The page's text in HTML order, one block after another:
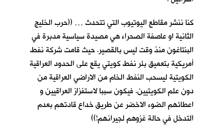
كنا ننشر مقاطع اليوتيوب التي تتحدث … ((حرب الخليج
الثانية او عاصفة الصحراء هي مصيدة سياسية مدبرة في
البنتاغون منذ وقت ليس بالقصير. حيث قامت شركة نفط
أمريكية بتعميق بئر نفط كويتي يقع على الحدود العراقية
الكويتية ليسحب النفط الخام من الاراضي العراقية من
دون علم الكويتيين. فيكون سببا لاستفزاز العراقيين و
اعطائهم الضوء الاخضر عن طريق خداع قادتهم بعدم
التدخل في حالة غزوهم لجيرانهم!))